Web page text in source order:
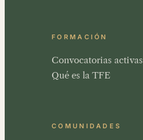
FORMACIÓN
Convocatorias activas
Qué es la TFE
COMUNIDADES